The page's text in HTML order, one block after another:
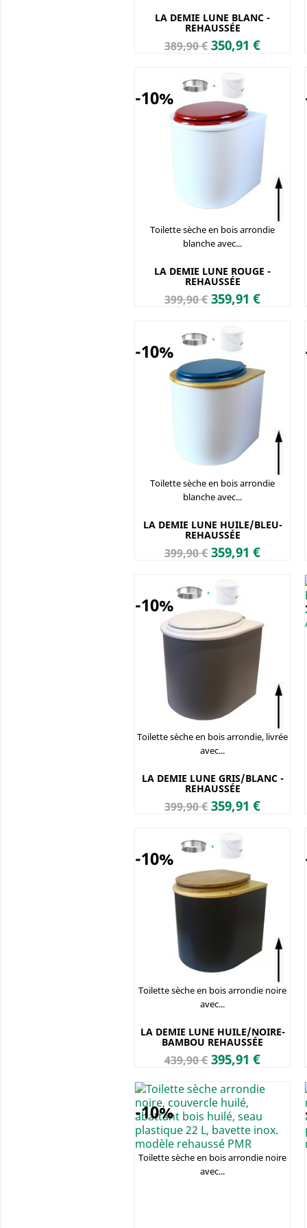
LA DEMIE LUNE BLANC -
REHAUSSÉE
Prix
389,90 € Prix
350,91 €
Toilette sèche en bois arrondie
blanche avec...
LA DEMIE LUNE ROUGE -
REHAUSSÉE
Prix
399,90 €
-10%
Prix
359,91 €
Toilette sèche en bois arrondie
blanche avec...
LA DEMIE LUNE HUILE/BLEU-
REHAUSSÉE
Prix
399,90 €
-10%
Prix
359,91 €
Toilette sèche en bois arrondie, livrée
avec...
LA DEMIE LUNE GRIS/BLANC -
REHAUSSÉE
Prix
399,90 €
-10%
Prix
359,91 €
Toilette sèche en bois arrondie noire
avec...
LA DEMIE LUNE HUILE/NOIRE-
BAMBOU REHAUSSÉE
Prix
base
439,90 €
-10%
Prix
395,91 €
Toilette sèche en bois arrondie noire
avec...
-10%